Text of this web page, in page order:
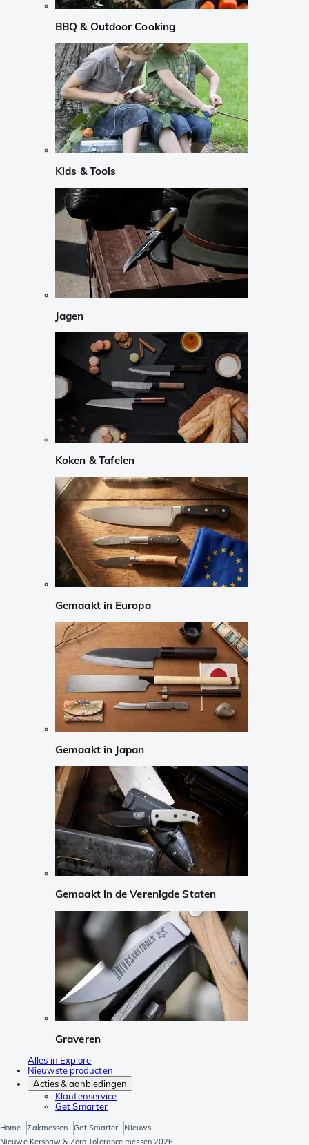
BBQ & Outdoor Cooking
Kids & Tools
Jagen
Koken & Tafelen
Gemaakt in Europa
Gemaakt in Japan
Gemaakt in de Verenigde Staten
Graveren
Alles in Explore
Nieuwste producten
Acties & aanbiedingen
Klantenservice
Get Smarter
Home Zakmessen Get Smarter
Nieuws
Nieuwe Kershaw & Zero Tolerance messen 2026